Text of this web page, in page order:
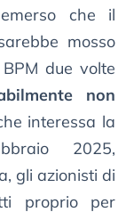
che il
mosso
due volte
non
interessa la
2025,
gli azionisti di
proprio per